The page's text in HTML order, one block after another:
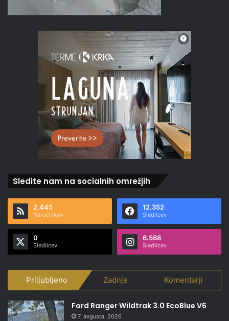
Sledite nam na socialnih omrežjih
2.445
Naročnikov
12.352
Sledilcev
0
Sledilcev
6.568
Sledilcev
Priljubljeno Zadnje Komentarji
Ford Ranger Wildtrak 3.0 EcoBlue V6
7. avgusta, 2026